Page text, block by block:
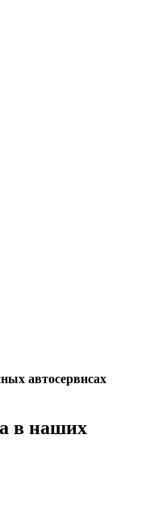
автосервисах
в наших